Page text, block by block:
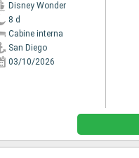
Disney Wonder
8 d
Cabine interna
San Diego
03/10/2026